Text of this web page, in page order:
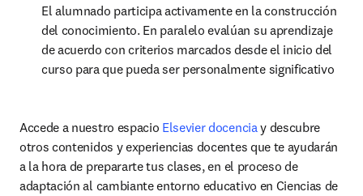
El alumnado participa activamente en la construcción
del conocimiento. En paralelo evalúan su aprendizaje
de acuerdo con criterios marcados desde el inicio del
curso para que pueda ser personalmente significativo
Accede a nuestro espacio Elsevier docencia y descubre
otros contenidos y experiencias docentes que te ayudarán
a la hora de prepararte tus clases, en el proceso de
adaptación al cambiante entorno educativo en Ciencias de